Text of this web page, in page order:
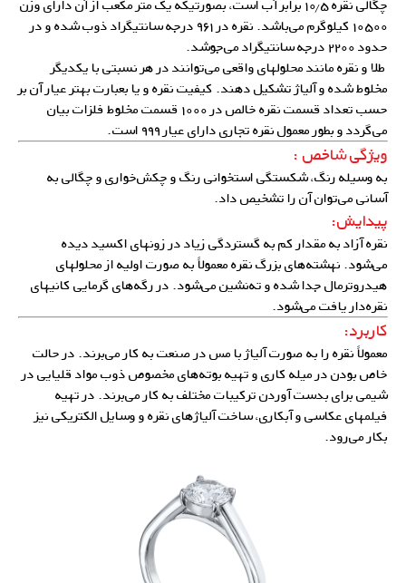
چگالی نقره ۱۰٫۵ برابر آب است، بصورتیکه یک متر مکعب از آن دارای وزن
۱۰۵۰۰ کیلوگرم می‌باشد. نقره در ۹۶۱ درجه سانتیگراد ذوب شده و در
حدود ۲۲۰۰ درجه سانتیگراد می‌جوشد.
طلا و نقره مانند محلولهای واقعی می‌توانند در هر نسبتی با یکدیگر
مخلوط شده و آلیاژ تشکیل دهند. کیفیت نقره و یا بعبارت بهتر عیار آن بر
حسب تعداد قسمت نقره خالص در ۱۰۰۰ قسمت مخلوط فلزات بیان
می‌گردد و بطور معمول نقره تجاری دارای عیار ۹۹۹ است.
ویژگی شاخص :
به وسیله رنگ، شکستگی استخوانی رنگ و چکش‌خواری و چگالی به
آسانی می‌توان آن را تشخیص داد.
پیدایش:
نقره آزاد به مقدار کم به گستردگی زیاد در زونهای اکسید دیده
می‌شود. نهشته‌های بزرگ نقره معمولاً به صورت اولیه از محلولهای
هیدروترمال جدا شده و ته‌‌نشین می‌شود. در رگه‌های گرمایی کانیهای
نقره‌دار یافت می‌شود.
کاربرد:
معمولاً نقره را به صورت آلیاژ با مس در صنعت به کار می‌برند. در حالت
خاص بودن در میله کاری و تهیه بوته‌های مخصوص ذوب مواد قلیایی در
شیمی برای بدست آوردن ترکیبات مختلف به کار می‌برند. در تهیه
فیلمهای عکاسی و آبکاری، ساختآلیاژهای نقرهو وسایل الکتریکی نیز
بکار می‌رود.